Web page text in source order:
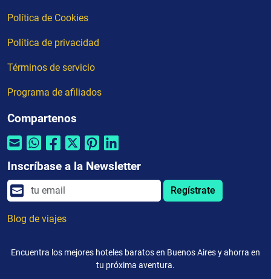
Política de Cookies
Política de privacidad
Términos de servicio
Programa de afiliados
Compartenos
Inscríbase a la Newsletter
Regístrate
Blog de viajes
Encuentra los mejores hoteles baratos en Buenos Aires y ahorra en
tu próxima aventura.